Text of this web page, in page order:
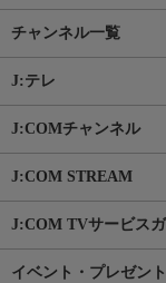
チャンネル一覧
J:テレ
J:COMチャンネル
J:COM STREAM
J:COM TVサービス
イベント・プレゼント